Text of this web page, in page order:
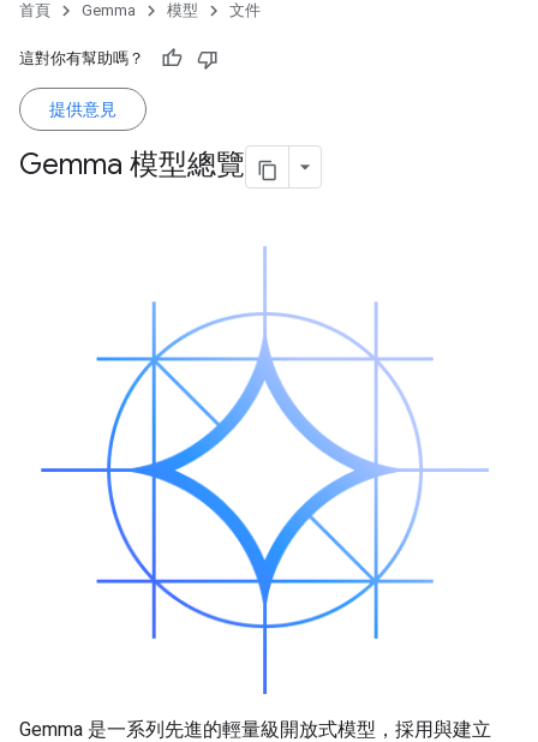
首頁 Gemma 模型 文件
這對你有幫助嗎？
提供意見
Gemma 模型總覽
Gemma 是一系列先進的輕量級開放式模型，採用與建立